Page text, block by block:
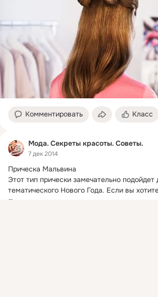
Комментировать Класс
Мода. Секреты красоты. Советы.
7 дек 2014
Прическа Мальвина
Этот тип прически замечательно подойдет
тематического Нового Года. Если вы
эта прическа...
Показать еще